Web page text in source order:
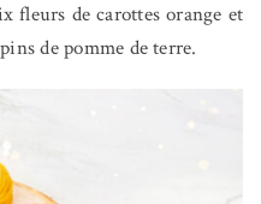
fleurs de carottes orange et
de pomme de terre.